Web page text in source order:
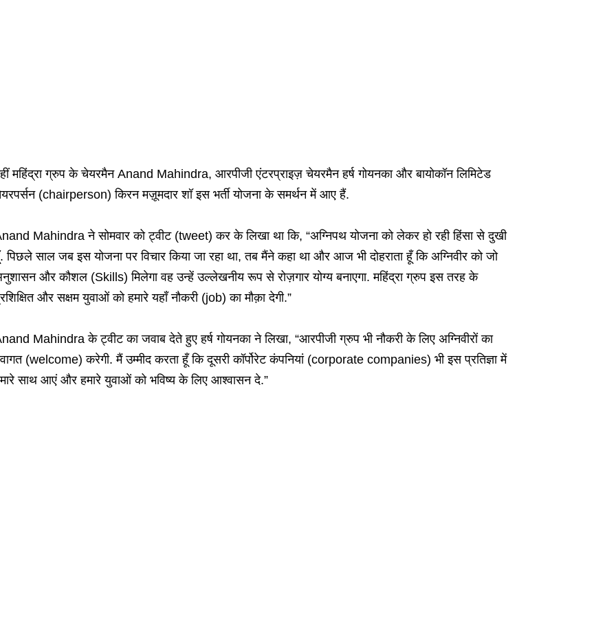
महिंद्रा ग्रुप के चेयरमैन Anand Mahindra, आरपीजी एंटरप्राइज़ चेयरमैन हर्ष गोयनका और बायोकॉन लिमिटेड
(chairperson) किरन मज़ूमदार शॉ इस भर्ती योजना के समर्थन में आए हैं.
Mahindra ने सोमवार को ट्वीट (tweet) कर के लिखा था कि, “अग्निपथ योजना को लेकर हो रही हिंसा से दुखी
पिछले साल जब इस योजना पर विचार किया जा रहा था, तब मैंने कहा था और आज भी दोहराता हूँ कि अग्निवीर को जो
और कौशल (Skills) मिलेगा वह उन्हें उल्लेखनीय रूप से रोज़गार योग्य बनाएगा. महिंद्रा ग्रुप इस तरह के
और सक्षम युवाओं को हमारे यहाँ नौकरी (job) का मौक़ा देगी.”
Mahindra के ट्वीट का जवाब देते हुए हर्ष गोयनका ने लिखा, “आरपीजी ग्रुप भी नौकरी के लिए अग्निवीरों का
(welcome) करेगी. मैं उम्मीद करता हूँ कि दूसरी कॉर्पोरेट कंपनियां (corporate companies) भी इस प्रतिज्ञा में
साथ आएं और हमारे युवाओं को भविष्य के लिए आश्वासन दे.”